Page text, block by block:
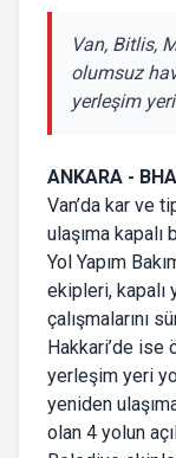
Van, Bitlis,
olumsuz
yerleşim
ANKARA - BHA
Van’da kar ve
ulaşıma
Yol Yapım
ekipleri, kapalı
çalışmalarını
Hakkari’de ise
yerleşim yeri
yeniden
olan 4 yolun